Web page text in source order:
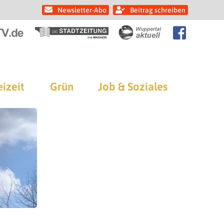
Newsletter-Abo Beitrag schreiben
Grün Job & Soziales